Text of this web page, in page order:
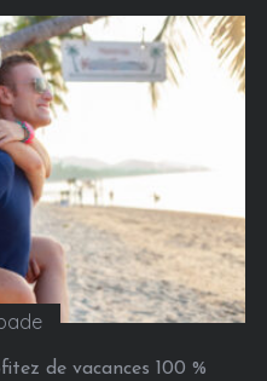
de vacances 100 %